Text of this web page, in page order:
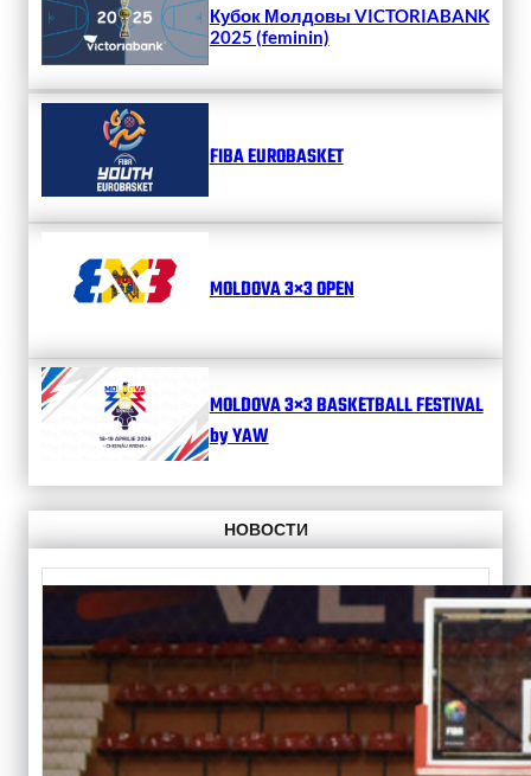
Кубок Молдовы VICTORIABANK
2025 (feminin)
FIBA EUROBASKET
MOLDOVA 3×3 OPEN
MOLDOVA 3×3 BASKETBALL FESTIVAL
by YAW
НОВОСТИ